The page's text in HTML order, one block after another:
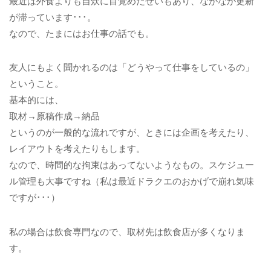
が滞っています･･･。
なので、たまにはお仕事の話でも。
友人にもよく聞かれるのは「どうやって仕事をしているの」
ということ。
基本的には、
取材→原稿作成→納品
というのが一般的な流れですが、ときには企画を考えたり、
レイアウトを考えたりもします。
なので、時間的な拘束はあってないようなもの。スケジュー
ル管理も大事ですね（私は最近ドラクエのおかげで崩れ気味
ですが･･･）
私の場合は飲食専門なので、取材先は飲食店が多くなりま
す。